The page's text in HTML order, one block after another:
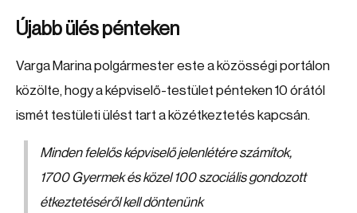
Újabb ülés pénteken
Varga Marina polgármester este a közösségi portálon
közölte, hogy a képviselő-testület pénteken 10 órától
ismét testületi ülést tart a közétkeztetés kapcsán.
Minden felelős képviselő jelenlétére számítok,
1700 Gyermek és közel 100 szociális gondozott
étkeztetéséről kell döntenünk